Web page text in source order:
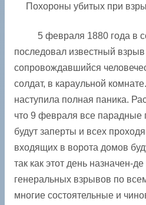
Похороны убитых при
5 февраля 1880 года в
последовал известный
сопровождавшийся
солдат, в караульной
наступила полная паника.
что 9 февраля все
будут заперты и всех
входящих в ворота домов
так как этот день назначен-
генеральных взрывов по
многие состоятельные и